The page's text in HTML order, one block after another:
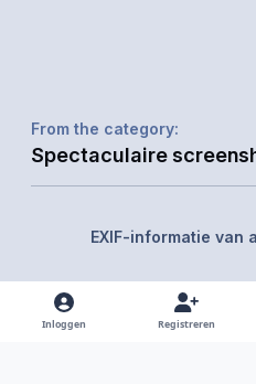
From the category:
Spectaculaire
EXIF-informatie van
Inloggen Registreren